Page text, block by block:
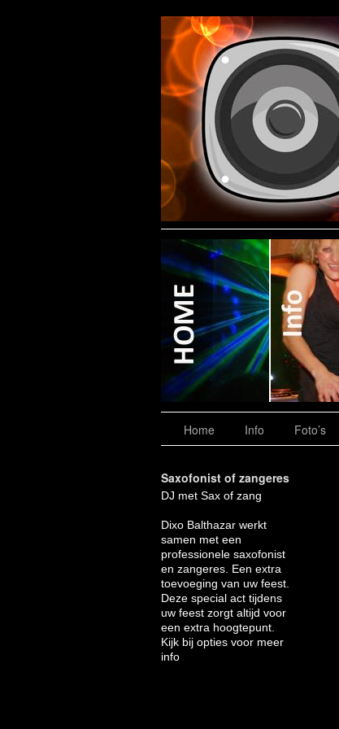
Home Info Foto’s
Saxofonist of zangeres
DJ met Sax of zang
Dixo Balthazar werkt
samen met een
professionele saxofonist
en zangeres. Een extra
toevoeging van uw feest.
Deze special act tijdens
uw feest zorgt altijd voor
een extra hoogtepunt.
Kijk bij opties voor meer
info